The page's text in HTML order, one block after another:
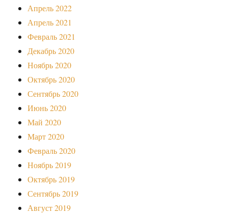
Апрель 2022
Апрель 2021
Февраль 2021
Декабрь 2020
Ноябрь 2020
Октябрь 2020
Сентябрь 2020
Июнь 2020
Май 2020
Март 2020
Февраль 2020
Ноябрь 2019
Октябрь 2019
Сентябрь 2019
Август 2019